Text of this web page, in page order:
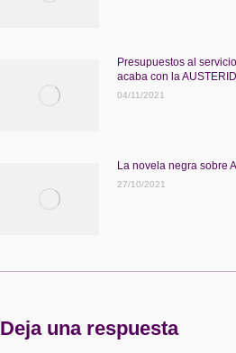
Presupuestos al
acaba con la
04/11/2021
La novela negra sobre
27/10/2021
Deja una respuesta